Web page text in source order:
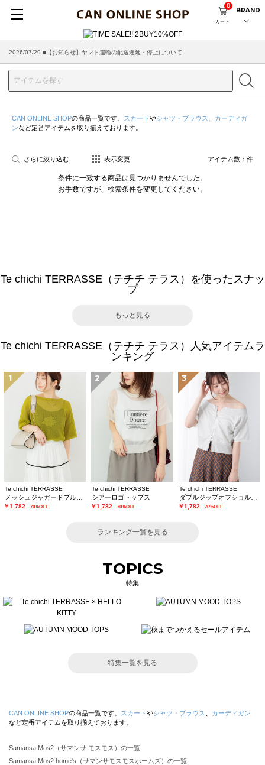
カート
0
BRAND
2026/07/29 ■【お知らせ】ヤマト運輸の配送遅延・停止について
2026/03/18 ■店舗受け取りサービスのご案内
CAN ONLINE SHOPの商品一覧です。 スカート やシャツ・ブラウス
カーディガ
ンなど定番アイテムを取り揃えております。
さらに絞り込む 表示変更 アイテム数： 件
条件に一致する商品は見つかりませんでした。
お手数ですが、検索条件を変更してください。
Te chichi TERRASSE（テチチ テラス）を使ったスナッ
プ
もっと見る
Te chichi TERRASSE（テチチ テラス）人気アイテムラ
ンキング
1
Te chichi TERRASSE
￥1,782 -70%OFF-
2
Te chichi TERRASSE
シアーロゴトップス
￥1,782 -70%OFF-
3
Te chichi TERRASSE
ダブルジップオフショルカットトップス
￥1,782 -70%OFF-
ランキング一覧を見る
TOPICS
特集
特集一覧を見る
CAN ONLINE SHOPの商品一覧です。 スカート やシャツ・ブラウス
カーディガン
など定番アイテムを取り揃えております。
Samansa Mos2（サマンサ モスモス）の一覧
Samansa Mos2 home's（サマンサモスモスホームズ）の一覧